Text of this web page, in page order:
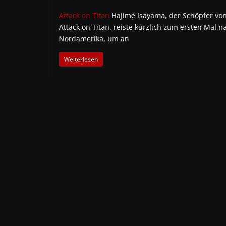
Attack on Titan Hajime Isayama, der Schöpfer von
Attack on Titan, reiste kürzlich zum ersten Mal
Nordamerika, um an
Weiterlesen